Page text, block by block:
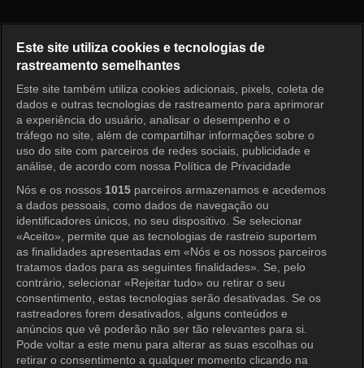
Entrar
Este site utiliza cookies e tecnologias de
rastreamento semelhantes
Este site também utiliza cookies adicionais, pixels, coleta de
dados e outras tecnologias de rastreamento para aprimorar
a experiência do usuário, analisar o desempenho e o
tráfego no site, além de compartilhar informações sobre o
uso do site com parceiros de redes sociais, publicidade e
análise, de acordo com nossa Política de Privacidade
Nós e os nossos 1015 parceiros armazenamos e acedemos
a dados pessoais, como dados de navegação ou
identificadores únicos, no seu dispositivo. Se selecionar
«Aceito», permite que as tecnologias de rastreio suportem
as finalidades apresentadas em «Nós e os nossos parceiros
tratamos dados para as seguintes finalidades». Se, pelo
contrário, selecionar «Rejeitar tudo» ou retirar o seu
consentimento, estas tecnologias serão desativadas. Se os
rastreadores forem desativados, alguns conteúdos e
anúncios que vê poderão não ser tão relevantes para si.
Pode voltar a este menu para alterar as suas escolhas ou
retirar o consentimento a qualquer momento clicando na